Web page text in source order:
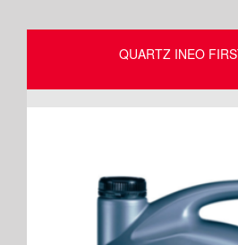
QUARTZ INEO